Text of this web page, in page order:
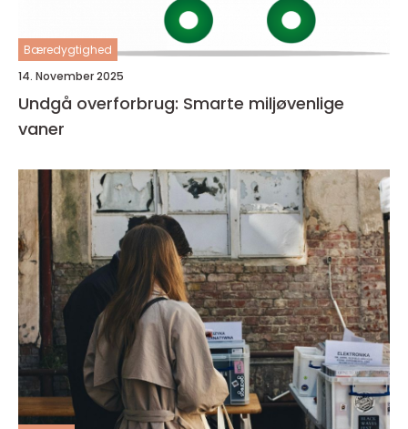
Bæredygtighed
14. November 2025
Undgå overforbrug: Smarte miljøvenlige
vaner